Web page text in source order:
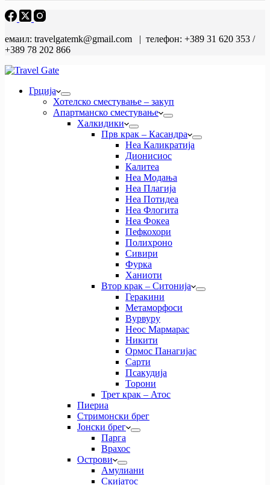
емаил: travelgatemk@gmail.com | телефон: +389 31 620 353 /
+389 78 202 866
Грција
Хотелско сместување – закуп
Апартманско сместување
Халкидики
Прв крак – Касандра
Неа Каликратија
Дионисиос
Калитеа
Неа Модања
Неа Плагија
Неа Потидеа
Неа Флогита
Неа Фокеа
Пефкохори
Полихроно
Сивири
Фурка
Ханиоти
Втор крак – Ситонија
Геракини
Метаморфоси
Вурвуру
Неос Мармарас
Никити
Ормос Панагијас
Сарти
Псакудија
Торони
Трет крак – Атос
Пиериа
Стримонски брег
Јонски брег
Парга
Врахос
Острови
Амулиани
Скијатос